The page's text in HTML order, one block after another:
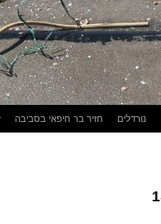
נורדלים חזיר בר חיפאי בסביבה